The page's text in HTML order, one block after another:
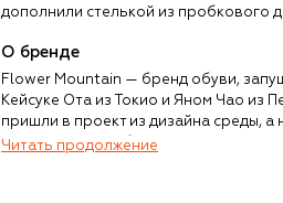
дополнили стелькой из пробкового
О бренде
Flower Mountain — бренд обуви,
Кейсуке Ота из Токио и Яном Чао из
пришли в проект из дизайна среды, а
классического обувного
Читать продолжение